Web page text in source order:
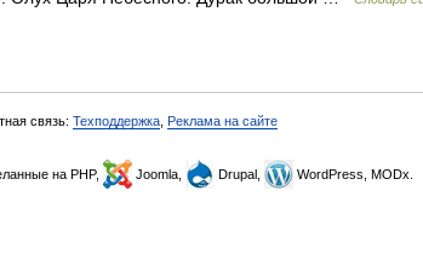
связь: Техподдержка Реклама на сайте
на PHP, Joomla, Drupal, WordPress, MODx.